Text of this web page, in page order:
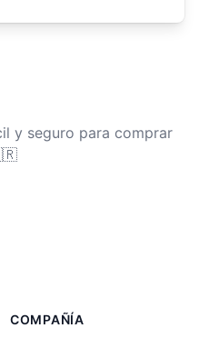
y seguro para comprar
Rica
COMPAÑÍA